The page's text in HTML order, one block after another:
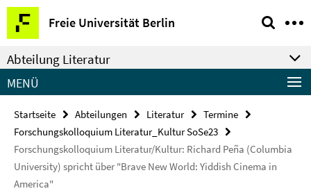
Springe
direkt
zu
Inhalt
Freie Universität Berlin
Service-
Navigation
Abteilung Literatur
MENÜ
Startseite Abteilungen Literatur
Termine
Forschungskolloquium Literatur_Kultur SoSe23
Forschungskolloquium Literatur/Kultur: Richard Peña (Columbia
University) spricht über "Brave New World: Yiddish Cinema in
America"